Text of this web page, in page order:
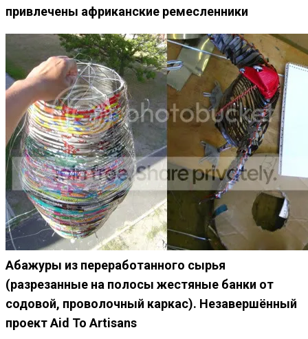
привлечены африканские ремесленники
Абажуры из переработанного сырья
(разрезанные на полосы жестяные банки от
содовой, проволочный каркас). Незавершённый
проект Aid To Artisans